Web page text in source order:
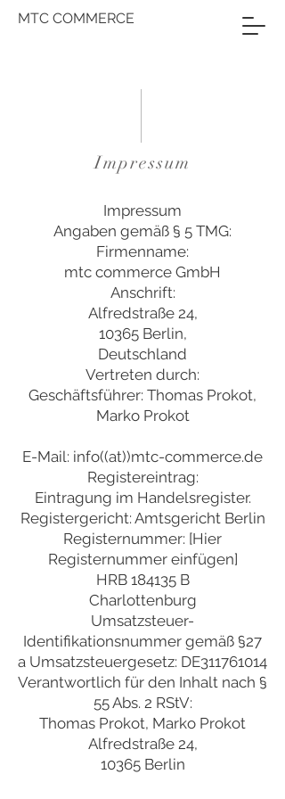
MTC COMMERCE
Impressum
Impressum
Angaben gemäß § 5 TMG:
Firmenname:
mtc commerce GmbH
Anschrift:
Alfredstraße 24,
10365 Berlin,
Deutschland
Vertreten durch:
Geschäftsführer: Thomas Prokot,
Marko Prokot
E-Mail: info((at))mtc-commerce.de
Registereintrag:
Eintragung im Handelsregister.
Registergericht: Amtsgericht Berlin
Registernummer: [Hier
Registernummer einfügen]
HRB 184135 B
Charlottenburg
Umsatzsteuer-
Identifikationsnummer gemäß §27
a Umsatzsteuergesetz: DE311761014
Verantwortlich für den Inhalt nach §
55 Abs. 2 RStV:
Thomas Prokot, Marko Prokot
Alfredstraße 24,
10365 Berlin